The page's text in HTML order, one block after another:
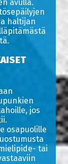
avulla.
haltijan
jos
osapuolille
tai